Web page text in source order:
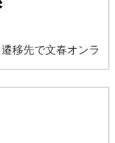
遷移先で文春オンラ